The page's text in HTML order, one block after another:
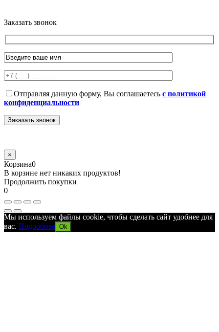
Заказать звонок
Отправляя данную форму, Вы соглашаетесь с политикой
конфиденциальности
×
Корзина0
В корзине нет никаких продуктов!
Продолжить покупки
0
Мы используем файлы cookie, чтобы сделать сайт удобнее для
вас. Подробнее Ok